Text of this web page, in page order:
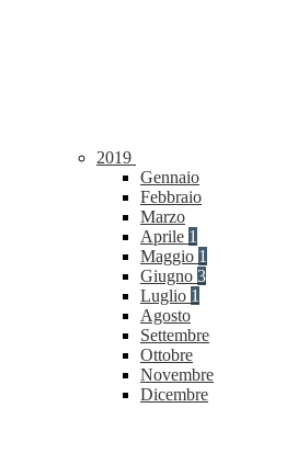
2019
Gennaio
Febbraio
Marzo
Aprile 1
Maggio 1
Giugno 3
Luglio 1
Agosto
Settembre
Ottobre
Novembre
Dicembre